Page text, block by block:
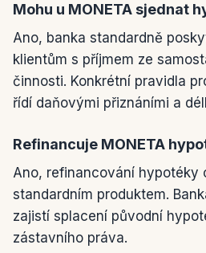
Mohu u MONETA sjednat
Ano, banka standardně
klientům s příjmem ze
činnosti. Konkrétní pravidla
řídí daňovými přiznáními a
Refinancuje MONETA
Ano, refinancování hypotéky
standardním produktem.
zajistí splacení původní
zástavního práva.